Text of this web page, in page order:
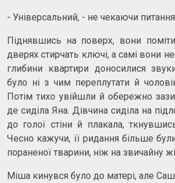
- Універсальний, - не чекаючи
Піднявшись на поверх, вони
дверях стирчать ключі, а самі вони
глибини квартири доносилися
було ні з чим переплутати й
Потім тихо увійшли й обережно
де сиділа Яна. Дівчина сиділа на
до голої стіни й плакала,
Чесно кажучи, її ридання більше
пораненої тварини, ніж на звичайну
Міша кинувся було до матері, але